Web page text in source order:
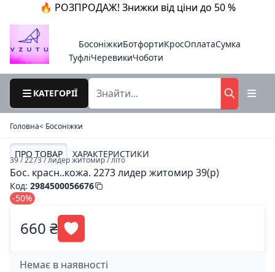
🔥 РОЗПРОДАЖ! Знижки від ціни до 50 %
БосоніжкиБотфортиКросОплатаСумка
ТуфліЧеревикиЧоботи
КАТЕГОРІЇ
Головна< Босоніжки
ПРО ТОВАР ХАРАКТЕРИСТИКИ
39 / 2273 / лидер житомир / літо
Бос. красн..кожа. 2273 лидер житомир 39(р)
Код: 2984500056676
-50%
660 ₴
Немає в наявності